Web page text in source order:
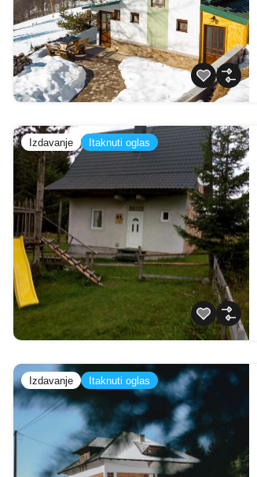
Izdavanje Itaknuti oglas
Izdavanje Itaknuti oglas